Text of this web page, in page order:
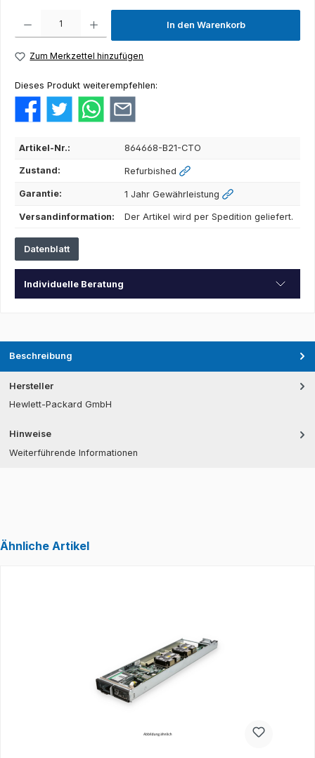
In den Warenkorb
Zum Merkzettel hinzufügen
Dieses Produkt weiterempfehlen:
Artikel-Nr.: 864668-B21-CTO
Zustand: Refurbished
Garantie: 1 Jahr Gewährleistung
Versandinformation: Der Artikel wird per Spedition geliefert.
Datenblatt
Individuelle Beratung
Beschreibung
Hersteller
Hewlett-Packard GmbH
Hinweise
Weiterführende Informationen
Ähnliche Artikel